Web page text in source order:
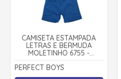
CAMISETA ESTAMPADA
LETRAS E BERMUDA
MOLETINHO 6755 -
PERFECT BOY
PERFECT BOYS